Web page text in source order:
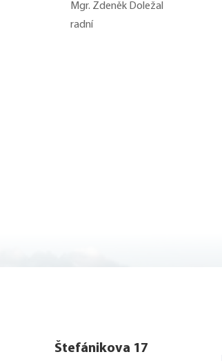
Mgr. Zdeněk Doležal
radní
Štefánikova 17